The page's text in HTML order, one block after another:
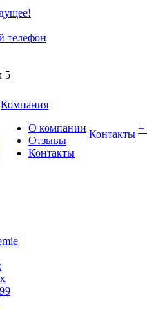
телефон
5
Компания
О компании
Отзывы
Контакты
Контакты